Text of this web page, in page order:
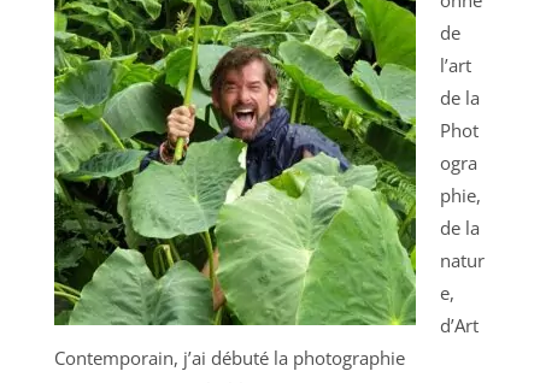
de
l’art
de la
Phot
ogra
phie,
de la
natur
e,
d’Art
Contemporain, j’ai débuté la photographie